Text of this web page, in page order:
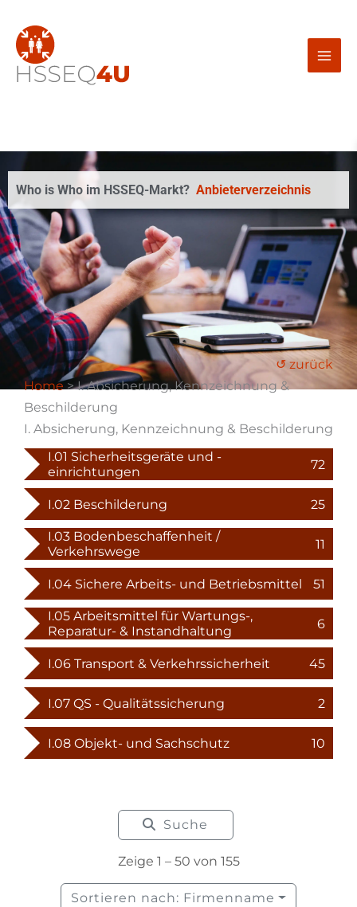
Inhalt
springen
Who is Who im HSSEQ-Markt? Anbieterverzeichnis
↺ zurück
Home> I. Absicherung, Kennzeichnung &
Beschilderung
I. Absicherung, Kennzeichnung & Beschilderung
I.01 Sicherheitsgeräte und -
einrichtungen
72
I.02 Beschilderung 25
I.03 Bodenbeschaffenheit /
Verkehrswege
11
I.04 Sichere Arbeits- und Betriebsmittel 51
I.05 Arbeitsmittel für Wartungs-,
Reparatur- & Instandhaltung
6
I.06 Transport & Verkehrssicherheit 45
I.07 QS - Qualitätssicherung 2
I.08 Objekt- und Sachschutz 10
Suche
Zeige 1 – 50 von 155
Sortieren nach: Firmenname